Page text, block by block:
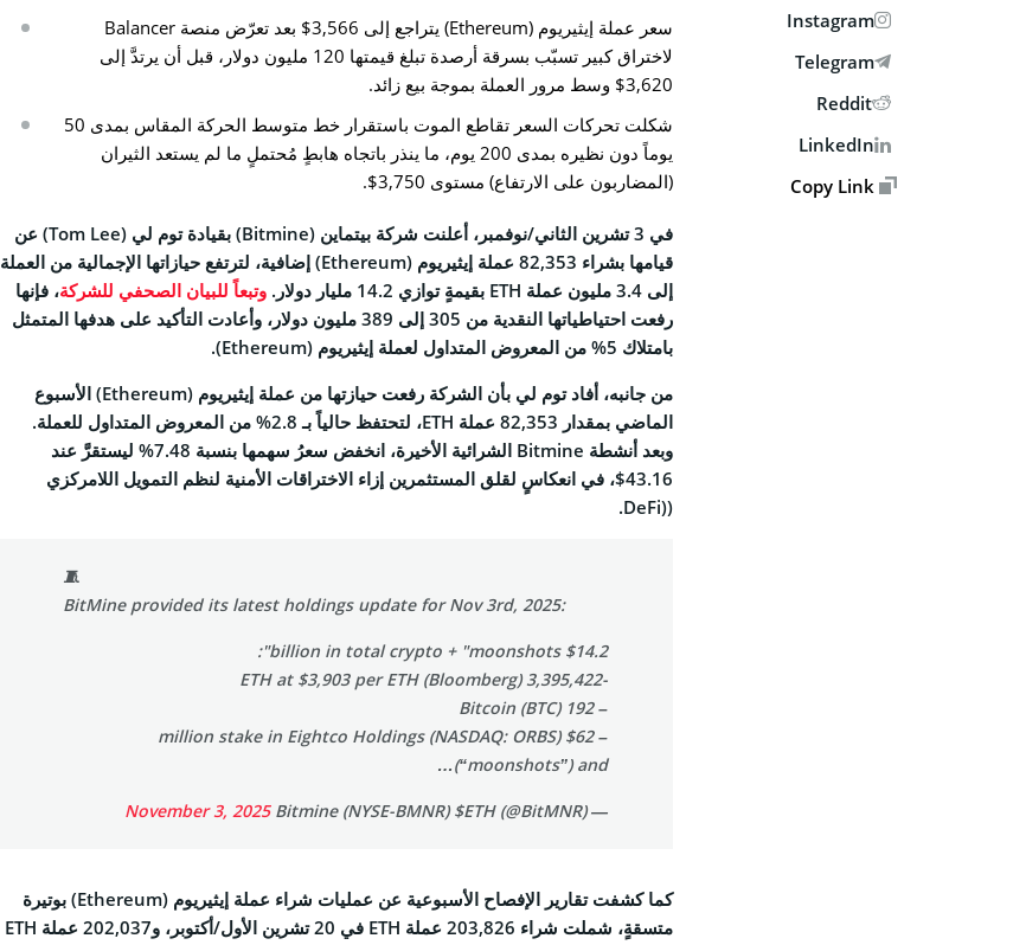
الشروط والأحكام
SOCIAL
Facebook
X
Telegram
LinkedIn
RSS Feed
© 2026 Coinspeaker LTD.
Instagram
Telegram
Reddit
LinkedIn
سعر عملة إيثيريوم (Ethereum) يتراجع إلى 3,566$ بعد تعرّض منصة Balancer
لاختراق كبير تسبّب بسرقة أرصدة تبلغ قيمتها 120 مليون دولار، قبل أن يرتدَّ إلى
3,620$ وسط مرور العملة بموجة بيع زائد.
شكلت تحركات السعر تقاطع الموت باستقرار خط متوسط الحركة المقاس بمدى 50
يوماً دون نظيره بمدى 200 يوم، ما ينذر باتجاه هابطٍ مُحتملٍ ما لم يستعد الثيران
(المضاربون على الارتفاع) مستوى 3,750$.
في 3 تشرين الثاني/نوفمبر، أعلنت شركة بيتماين (Bitmine) بقيادة توم لي (Tom Lee) عن
قيامها بشراء 82,353 عملة إيثيريوم (Ethereum) إضافية، لترتفع حيازاتها الإجمالية من العملة
إلى 3.4 مليون عملة ETH بقيمةٍ توازي 14.2 مليار دولار.
وتبعاً للبيان الصحفي للشركة، فإنها
رفعت احتياطياتها النقدية من 305 إلى 389 مليون دولار، وأعادت التأكيد على هدفها المتمثل
بامتلاك 5% من المعروض المتداول لعملة إيثيريوم (Ethereum).
من جانبه، أفاد توم لي بأن الشركة رفعت حيازتها من عملة إيثيريوم (Ethereum) الأسبوع
الماضي بمقدار 82,353 عملة ETH، لتحتفظ حالياً بـ 2.8% من المعروض المتداول للعملة.
وبعد أنشطة Bitmine الشرائية الأخيرة، انخفض سعرُ سهمها بنسبة 7.48% ليستقرَّ عند
43.16$، في انعكاسٍ لقلق المستثمرين إزاء الاختراقات الأمنية لنظم التمويل اللامركزي
((DeFi.
🧵
BitMine provided its latest holdings update for Nov 3rd, 2025:
$14.2 billion in total crypto + "moonshots":
-3,395,422 ETH at $3,903 per ETH (Bloomberg)
– 192 Bitcoin (BTC)
– $62 million stake in Eightco Holdings (NASDAQ: ORBS)
(“moonshots”) and…
— Bitmine (NYSE-BMNR) $ETH (@BitMNR)
November 3, 2025
كما كشفت تقارير الإفصاح الأسبوعية عن عمليات شراء عملة إيثيريوم (Ethereum) بوتيرة
متسقةٍ، شملت شراء 203,826 عملة ETH في 20 تشرين الأول/أكتوبر، و202,037 عملة ETH